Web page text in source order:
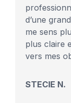
d’une
me sens
plus claire
vers mes
STECIE N.